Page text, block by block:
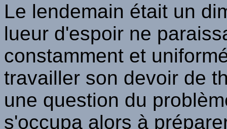
Le lendemain était un
lueur d'espoir ne
constamment et
travailler son devoir de
une question du
s'occupa alors à